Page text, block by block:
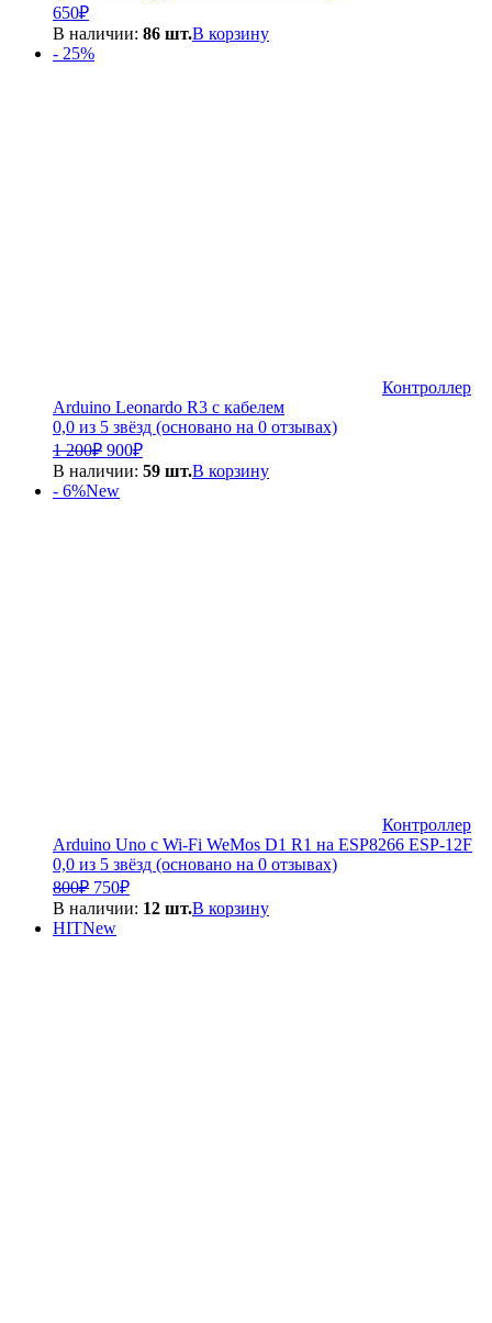
650₽
В наличии: 86 шт.В корзину
- 25%
Контроллер
Arduino Leonardo R3 с кабелем
0,0 из 5 звёзд (основано на 0 отзывах)
1 200₽ Первоначальная
цена
составляла
1
900₽Текущая
цена:
В наличии: 59 шт.В корзину
- 6%New
Контроллер
Arduino Uno с Wi-Fi WeMos D1 R1 на ESP8266 ESP-12F
0,0 из 5 звёзд (основано на 0 отзывах)
800₽ Первоначальная
цена
составляла
750₽Текущая
цена:
В наличии: 12 шт.В корзину
HITNew